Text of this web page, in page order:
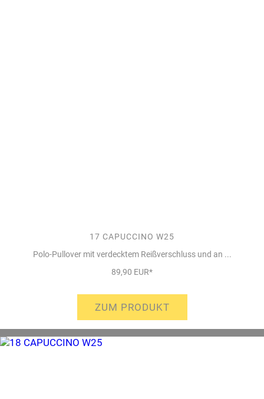
17 CAPUCCINO W25
Polo-Pullover mit verdecktem Reißverschluss und an ...
89,90 EUR*
ZUM PRODUKT